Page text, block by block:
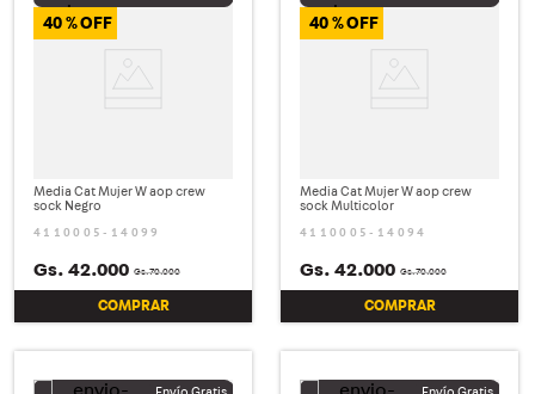
40 %
Media Cat Mujer W aop crew
sock Negro
4110005-14099
Gs.70.000
Gs. 42.000
COMPRAR
40 %
Media Cat Mujer W aop crew
sock Multicolor
4110005-14094
Gs.70.000
Gs. 42.000
COMPRAR